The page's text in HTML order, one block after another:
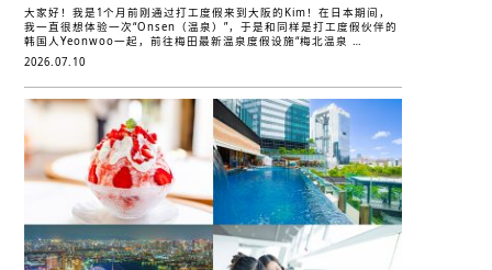
大家好！我是1个月前刚通过打工度假来到大阪的Kim！在日本期间，
我一直很想体验一次“Onsen（温泉）”，于是和同样是打工度假伙伴的
韩国人Yeonwoo一起，前往梅田最新温泉度假设施“梅北温泉 …
2026.07.10